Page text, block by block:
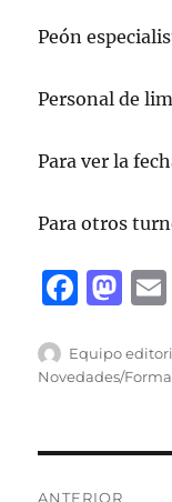
Peón
Personal de
Para ver la
Para otros
F
c
e
o
M
st
o
o
Autor
Equipo
Novedades/
ANTERIOR